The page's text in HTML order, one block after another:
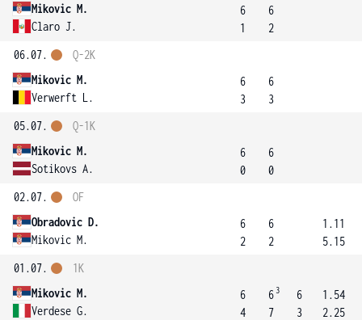
Mikovic M.
Claro J.
6
1
6
2
06.07.
Mikovic M.
Verwerft L.
Q-2K
6
3
6
3
05.07.
Mikovic M.
Sotikovs A.
Q-1K
6
0
6
0
02.07.
Obradovic D.
Mikovic M.
OF
6
2
6
2
1.11
5.15
01.07.
Mikovic M.
Verdese G.
1K
6
4
6 3
7
6
3
1.54
2.25